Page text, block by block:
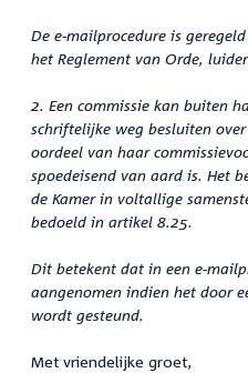
De e-mailprocedure is
het Reglement van Orde,
2. Een commissie kan buiten
schriftelijke weg besluiten
oordeel van haar
spoedeisend van aard is. Het
de Kamer in voltallige
bedoeld in artikel 8.25.
Dit betekent dat in een e-
aangenomen indien het door
wordt gesteund.
Met vriendelijke groet,